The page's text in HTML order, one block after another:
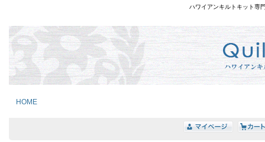
ハワイアンキルトキット専
HOME